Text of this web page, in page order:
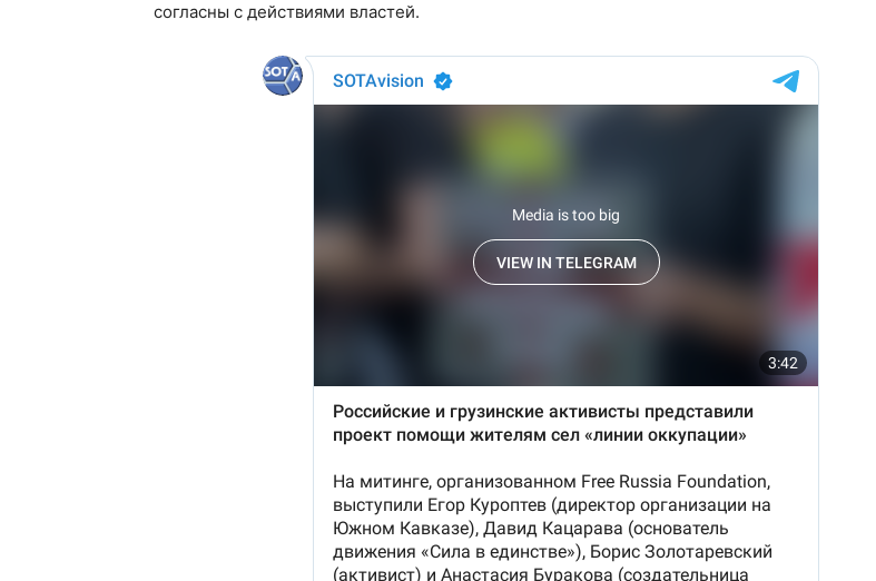
согласны с действиями властей.